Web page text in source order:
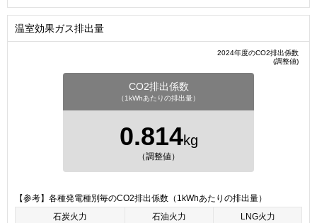
温室効果ガス排出量
2024年度のCO2排出係数
(調整値)
CO2排出係数
（1kWhあたりの排出量）
0.814kg
（調整値）
【参考】各種発電種別毎のCO2排出係数（1kWhあたりの排出量）
石炭火力
石油火力 LNG火力